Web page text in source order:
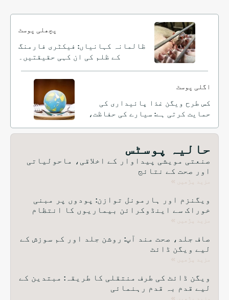
پچھلی پوسٹ
ظالمانہ کہانیاں: فیکٹری فارمنگ
کے ظلم کی ان کہی حقیقتیں۔
اگلی پوسٹ
کس طرح ویگن غذا پائیداری کی
حمایت کرتی ہے: سیارے کی حفاظت،
تحفظ
حالیہ پوسٹس
صنعتی مویشی پیداوار کے اخلاقی، ماحولیاتی
اور صحت کے نتائج
ویگنزم اور ہارمونل توازن: پودوں پر مبنی
خوراک سے اینڈوکرائن بیماریوں کا انتظام
صاف جلد، صحت مند آپ: روشن جلد اور کم سوزش کے
لیے ویگن ڈائٹ
ویگن ڈائٹ کی طرف منتقلی کا طریقہ: مبتدین کے
لیے قدم بہ قدم رہنمائی